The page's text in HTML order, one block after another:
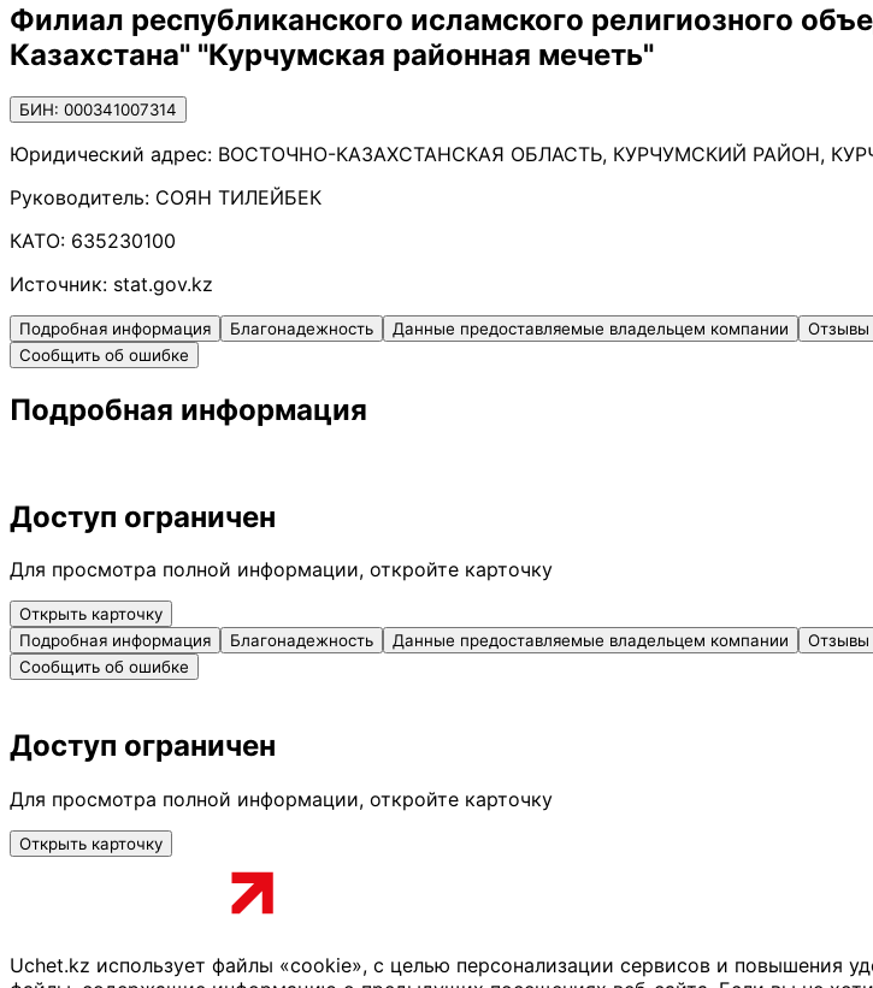
Филиал республиканского исламского религиозного
Казахстана" "Курчумская районная мечеть"
БИН: 000341007314
Юридический адрес: ВОСТОЧНО-КАЗАХСТАНСКАЯ ОБЛАСТЬ, КУРЧУМСКИЙ РАЙОН,
Руководитель: СОЯН ТИЛЕЙБЕК
КАТО: 635230100
Источник: stat.gov.kz
Подробная информация Благонадежность Данные предоставляемые владельцем компании
Отзывы
Сообщить об ошибке
Подробная информация
Доступ ограничен
Для просмотра полной информации, откройте карточку
Открыть карточку
Подробная информация
Благонадежность Данные предоставляемые владельцем компании
Отзывы
Сообщить об ошибке
Доступ ограничен
Для просмотра полной информации, откройте карточку
Открыть карточку
Uchet.kz использует файлы «cookie», с целью персонализации сервисов и повышения